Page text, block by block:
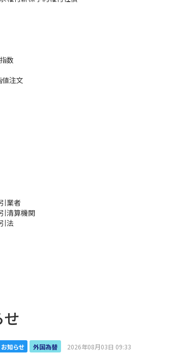
数
注文
業者
清算機関
法
お知らせ 外国為替 2026年08月03日 09:33